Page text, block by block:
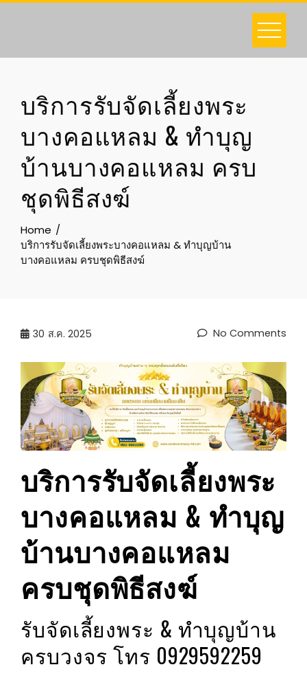
Skip
บริการรับจัดเลี้ยงพระ
บางคอแหลม & ทำบุญ
บ้านบางคอแหลม ครบ
ชุดพิธีสงฆ์
Home
บริการรับจัดเลี้ยงพระบางคอแหลม & ทำบุญบ้าน
บางคอแหลม ครบชุดพิธีสงฆ์
30 ส.ค. 2025 No Comments
บริการรับจัดเลี้ยงพระ
บางคอแหลม & ทำบุญ
บ้านบางคอแหลม
ครบชุดพิธีสงฆ์
รับจัดเลี้ยงพระ & ทำบุญบ้าน
ครบวงจร โทร 0929592259